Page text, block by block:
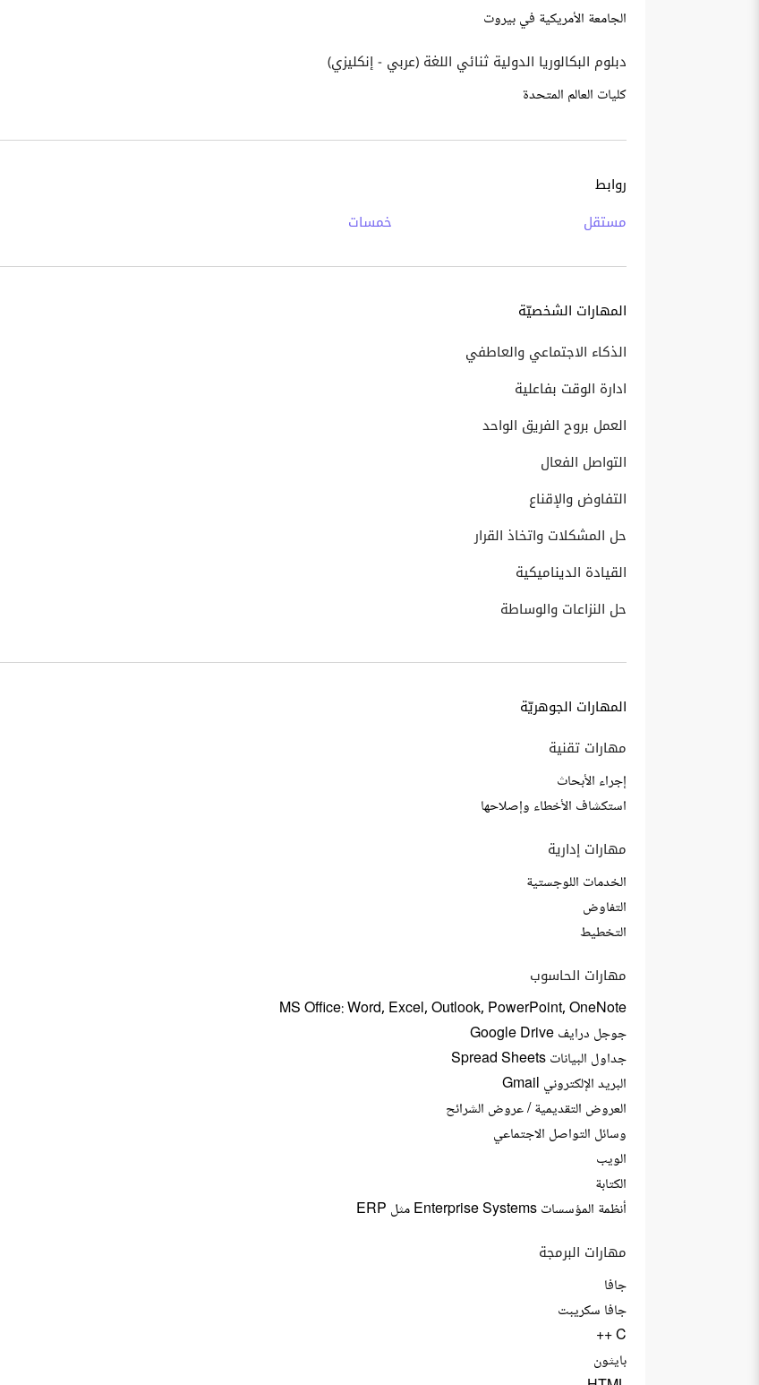
الجامعة الأمريكية في بيروت
دبلوم البكالوريا الدولية ثنائي اللغة (عربي - إنكليزي)
كليات العالم المتحدة
روابط
مستقل
خمسات
المهارات الشخصيّة
الذكاء الاجتماعي والعاطفي
ادارة الوقت بفاعلية
العمل بروح الفريق الواحد
التواصل الفعال
التفاوض والإقناع
حل المشكلات واتخاذ القرار
القيادة الديناميكية
حل النزاعات والوساطة
المهارات الجوهريّة
مهارات تقنية
إجراء الأبحاث
استكشاف الأخطاء وإصلاحها
مهارات إدارية
الخدمات اللوجستية
التفاوض
التخطيط
مهارات الحاسوب
MS Office: Word, Excel, Outlook, PowerPoint, OneNote
جوجل درايف Google Drive
جداول البيانات Spread Sheets
البريد الإلكتروني Gmail
العروض التقديمية / عروض الشرائح
وسائل التواصل الاجتماعي
الويب
الكتابة
أنظمة المؤسسات Enterprise Systems مثل ERP
مهارات البرمجة
جافا
جافا سكريبت
C ++
بايثون